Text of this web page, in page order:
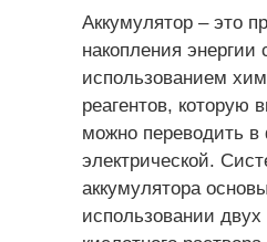
Аккумулятор – это
накопления энергии
использованием
реагентов, которую
можно переводить
электрической.
аккумулятора
использовании